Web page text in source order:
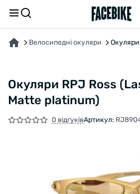
Велосипедні окуляри Окуляри
Окуляри RPJ Ross
Matte platinum)
0 відгуківАртикул:
ПРО ТОВАР ХАРАКТЕРИСТИКИОПИС